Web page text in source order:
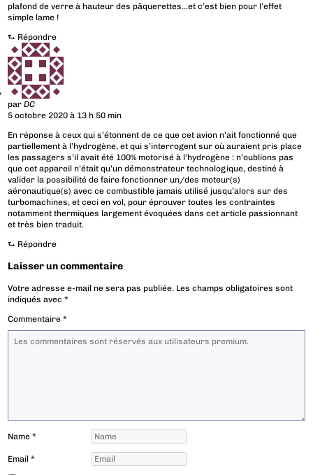
plafond de verre à hauteur des pâquerettes…et c’est bien pour l’effet
simple lame !
⮑ Répondre
parDC
5 octobre 2020 à 13 h 50 min
En réponse à ceux qui s’étonnent de ce que cet avion n’ait fonctionné que
partiellement à l’hydrogène, et qui s’interrogent sur où auraient pris place
les passagers s’il avait été 100% motorisé à l’hydrogène : n’oublions pas
que cet appareil n’était qu’un démonstrateur technologique, destiné à
valider la possibilité de faire fonctionner un/des moteur(s)
aéronautique(s) avec ce combustible jamais utilisé jusqu’alors sur des
turbomachines, et ceci en vol, pour éprouver toutes les contraintes
notamment thermiques largement évoquées dans cet article passionnant
et très bien traduit.
⮑ Répondre
Laisser un commentaire
Votre adresse e-mail ne sera pas publiée. Les champs obligatoires sont
indiqués avec*
Commentaire*
Name*
Email*